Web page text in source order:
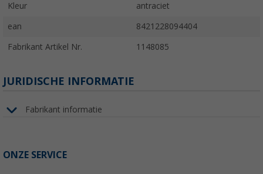
Kleur antraciet
ean 8421228094404
Fabrikant Artikel Nr. 1148085
JURIDISCHE INFORMATIE
Fabrikant informatie
ONZE SERVICE